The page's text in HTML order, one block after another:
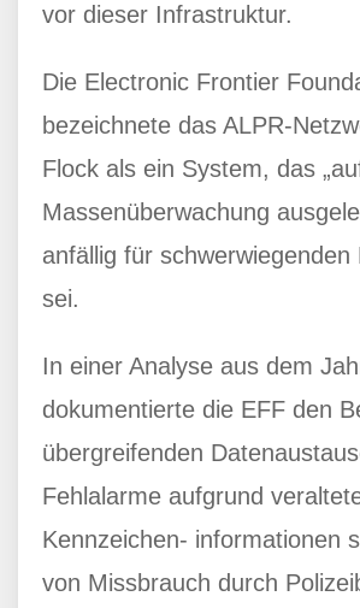
vor dieser Infrastruktur.
Die Electronic Frontier
bezeichnete das ALPR-
Flock als ein System, das
Massenüberwachung
anfällig für schwerwiegenden
sei.
In einer Analyse aus dem
dokumentierte die EFF den
übergreifenden
Fehlalarme aufgrund
Kennzeichen- informationen
von Missbrauch durch